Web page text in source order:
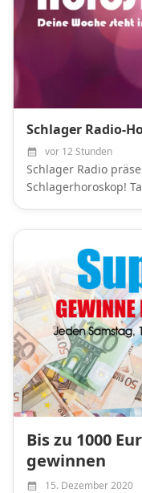
Schlager Radio-
vor 12 Stunden
Schlager Radio
Schlagerhoroskop!
Bis zu 1000
gewinnen
15. Dezember 2020